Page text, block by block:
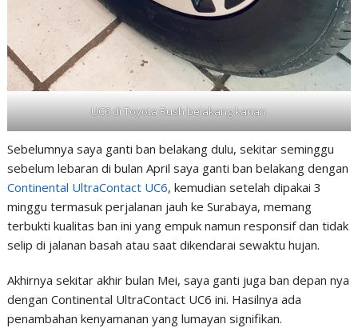
UC6 di Toyota Rush belakang kanan
Sebelumnya saya ganti ban belakang dulu, sekitar seminggu
sebelum lebaran di bulan April saya ganti ban belakang dengan
Continental UltraContact UC6, kemudian setelah dipakai 3
minggu termasuk perjalanan jauh ke Surabaya, memang
terbukti kualitas ban ini yang empuk namun responsif dan tidak
selip di jalanan basah atau saat dikendarai sewaktu hujan.
Akhirnya sekitar akhir bulan Mei, saya ganti juga ban depan nya
dengan Continental UltraContact UC6 ini. Hasilnya ada
penambahan kenyamanan yang lumayan signifikan.